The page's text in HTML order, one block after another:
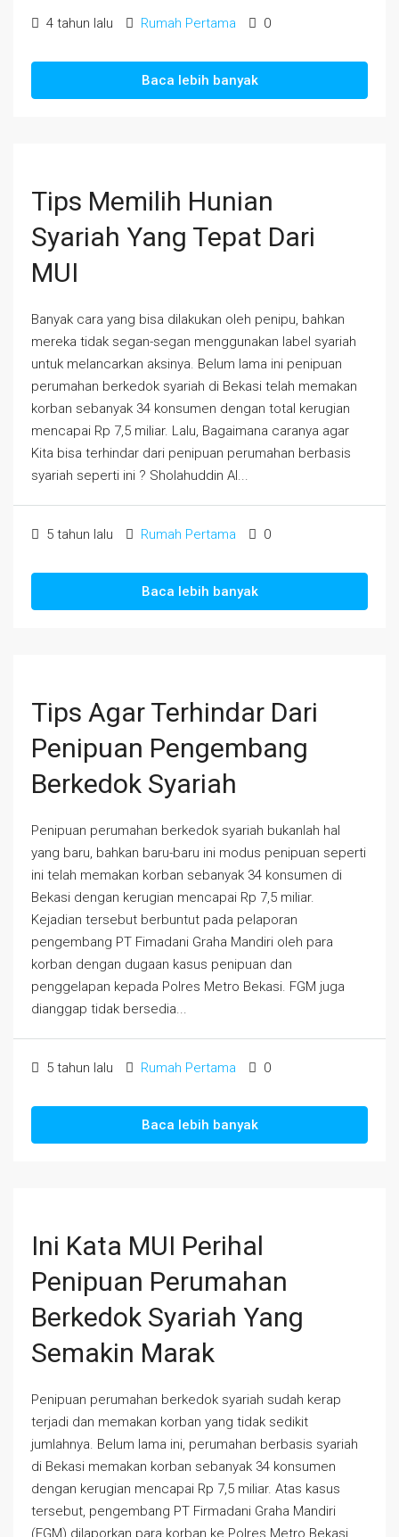
4 tahun lalu Rumah Pertama 0
Baca lebih banyak
Tips Memilih Hunian
Syariah Yang Tepat Dari
MUI
Banyak cara yang bisa dilakukan oleh penipu, bahkan
mereka tidak segan-segan menggunakan label syariah
untuk melancarkan aksinya. Belum lama ini penipuan
perumahan berkedok syariah di Bekasi telah memakan
korban sebanyak 34 konsumen dengan total kerugian
mencapai Rp 7,5 miliar. Lalu, Bagaimana caranya agar
Kita bisa terhindar dari penipuan perumahan berbasis
syariah seperti ini ? Sholahuddin Al...
5 tahun lalu Rumah Pertama 0
Baca lebih banyak
Tips Agar Terhindar Dari
Penipuan Pengembang
Berkedok Syariah
Penipuan perumahan berkedok syariah bukanlah hal
yang baru, bahkan baru-baru ini modus penipuan seperti
ini telah memakan korban sebanyak 34 konsumen di
Bekasi dengan kerugian mencapai Rp 7,5 miliar.
Kejadian tersebut berbuntut pada pelaporan
pengembang PT Fimadani Graha Mandiri oleh para
korban dengan dugaan kasus penipuan dan
penggelapan kepada Polres Metro Bekasi. FGM juga
dianggap tidak bersedia...
5 tahun lalu Rumah Pertama 0
Baca lebih banyak
Ini Kata MUI Perihal
Penipuan Perumahan
Berkedok Syariah Yang
Semakin Marak
Penipuan perumahan berkedok syariah sudah kerap
terjadi dan memakan korban yang tidak sedikit
jumlahnya. Belum lama ini, perumahan berbasis syariah
di Bekasi memakan korban sebanyak 34 konsumen
dengan kerugian mencapai Rp 7,5 miliar. Atas kasus
tersebut, pengembang PT Firmadani Graha Mandiri
(FGM) dilaporkan para korban ke Polres Metro Bekasi